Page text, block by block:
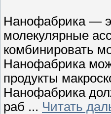
Нанофабрика —
молекулярные
комбинировать
Нанофабрика
продукты
Нанофабрика
раб ... Читать